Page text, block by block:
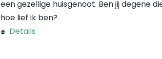
een gezellige huisgenoot. Ben jij degene
hoe lief ik ben?
Details